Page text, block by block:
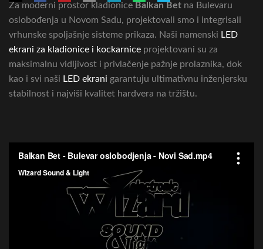
Za moderni prostor kladionice Balkan Bet na Bulevaru
oslobođenja u Novom Sadu, projektovali smo i integrisali
vrhunske spoljašnje sisteme prikaza. Naši namenski LED
ekrani za kladionice i kockarnice projektovani su za
maksimalnu vidljivost i privlačenje pažnje prolaznika, dok
kao i svi naši LED ekrani garantuju ultimativnu inženjersku
stabilnost i najviši kvalitet hardvera na tržištu.